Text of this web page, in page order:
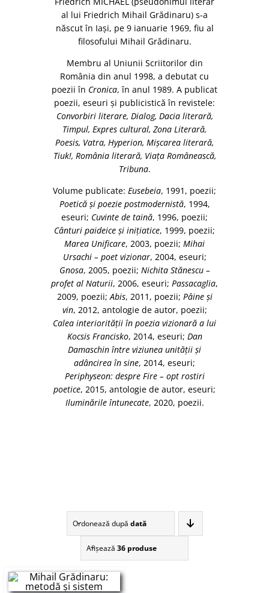
al lui Friedrich Mihail Grădinaru) s-a
născut în Iaşi, pe 9 ianuarie 1969, fiu al
filosofului Mihail Grădinaru.
Membru al Uniunii Scriitorilor din
România din anul 1998, a debutat cu
poezii în Cronica, în anul 1989. A publicat
poezii, eseuri şi publicistică în revistele:
Convorbiri literare, Dialog, Dacia literară,
Timpul, Expres cultural, Zona Literară,
Poesis, Vatra, Hyperion, Mişcarea literară,
Tiuk!, România literară, Viaţa Românească,
Tribuna.
Volume publicate: Eusebeia, 1991, poezii;
Poetică şi poezie postmodernistă, 1994,
eseuri; Cuvinte de taină, 1996, poezii;
Cânturi paideice şi iniţiatice, 1999, poezii;
Marea Unificare, 2003, poezii; Mihai
Ursachi – poet vizionar, 2004, eseuri;
Gnosa, 2005, poezii; Nichita Stănescu –
profet al Naturii, 2006, eseuri; Passacaglia,
2009, poezii;Abis, 2011, poezii; Pâine şi
vin, 2012, antologie de autor, poezii;
Calea interiorităţii în poezia vizionară a lui
Kocsis Francisko, 2014, eseuri; Dan
Damaschin între viziunea unităţii şi
adâncirea în sine, 2014, eseuri;
Periphyseon: despre Fire – opt rostiri
poetice, 2015, antologie de autor, eseuri;
Iluminările întunecate, 2020, poezii.
Ordonează după dată
Afişează 36 produse